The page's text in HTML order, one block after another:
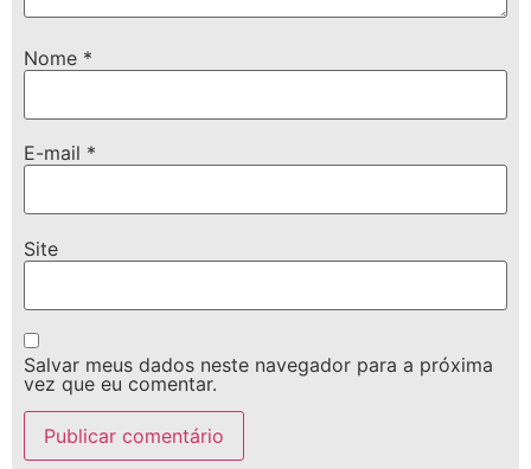
Nome *
E-mail *
Site
Salvar meus dados neste navegador para a próxima
vez que eu comentar.